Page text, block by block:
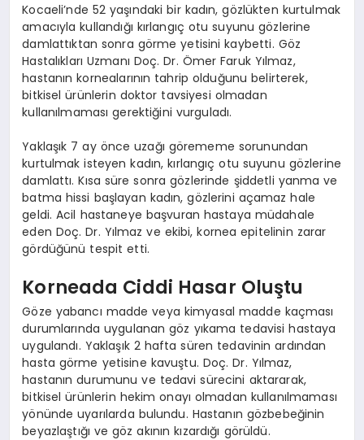
Kocaeli’nde 52 yaşındaki bir kadın, gözlükten kurtulmak
amacıyla kullandığı kırlangıç otu suyunu gözlerine
damlattıktan sonra görme yetisini kaybetti. Göz
Hastalıkları Uzmanı Doç. Dr. Ömer Faruk Yılmaz,
hastanın kornealarının tahrip olduğunu belirterek,
bitkisel ürünlerin doktor tavsiyesi olmadan
kullanılmaması gerektiğini vurguladı.
Yaklaşık 7 ay önce uzağı görememe sorunundan
kurtulmak isteyen kadın, kırlangıç otu suyunu gözlerine
damlattı. Kısa süre sonra gözlerinde şiddetli yanma ve
batma hissi başlayan kadın, gözlerini açamaz hale
geldi. Acil hastaneye başvuran hastaya müdahale
eden Doç. Dr. Yılmaz ve ekibi, kornea epitelinin zarar
gördüğünü tespit etti.
Korneada Ciddi Hasar Oluştu
Göze yabancı madde veya kimyasal madde kaçması
durumlarında uygulanan göz yıkama tedavisi hastaya
uygulandı. Yaklaşık 2 hafta süren tedavinin ardından
hasta görme yetisine kavuştu. Doç. Dr. Yılmaz,
hastanın durumunu ve tedavi sürecini aktararak,
bitkisel ürünlerin hekim onayı olmadan kullanılmaması
yönünde uyarılarda bulundu. Hastanın gözbebeğinin
beyazlaştığı ve göz akının kızardığı görüldü.